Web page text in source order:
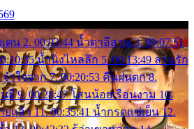
ดน 2. 00:03:44 น้ำตาอีสาน 3. 00:07:51
น้ำนิ่งไหลลึก 5. 00:13:49 ลานรัก
จำใจจาก 7. 00:20:53 คืนฝนตก 8.
ยี่ 9. 00:28:47 โสนน้อยเรือนงาม 10.
แล้ว 11. 00:35:41 น้ำกรดแช่เย็น 12.